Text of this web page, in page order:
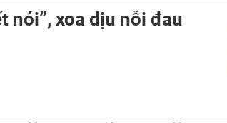
nói”, xoa dịu nỗi đau